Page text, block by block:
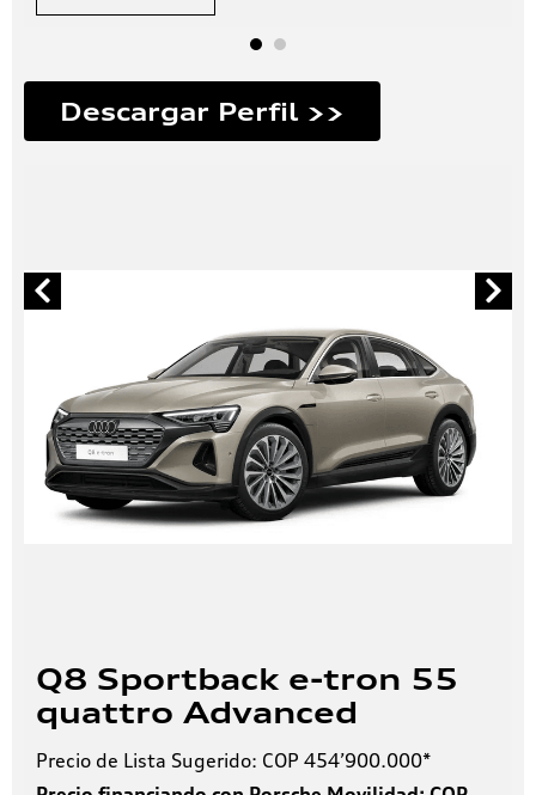
Descargar Perfil >>
Q8 Sportback e-tron 55
quattro Advanced
Precio de Lista Sugerido: COP 454’900.000*